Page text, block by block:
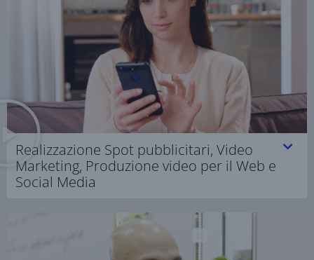
Realizzazione Spot pubblicitari, Video
Marketing, Produzione video per il Web e
Social Media